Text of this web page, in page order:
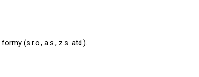
(s.r.o., a.s., z.s. atd.).